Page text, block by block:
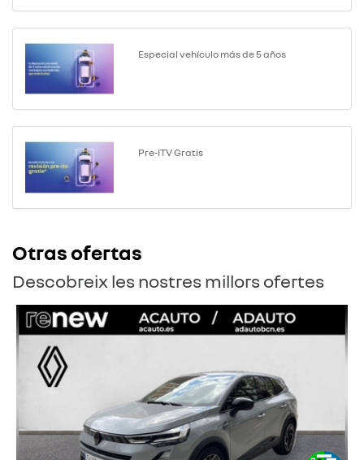
Especial vehículo más de 5 años
Pre-ITV Gratis
Otras ofertas
Descobreix les nostres millors ofertes